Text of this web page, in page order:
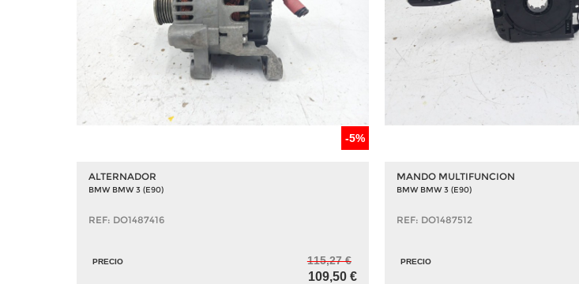
-5%
ALTERNADOR
BMW BMW 3 (E90)
REF: DO1487416
PRECIO 115,27 €
109,50 €
MANDO MULTIFUNCION
BMW BMW 3 (E90)
REF: DO1487512
PRECIO